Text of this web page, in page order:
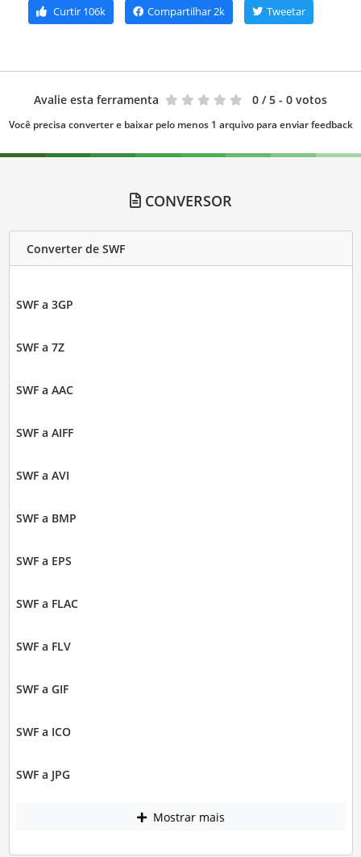
Curtir 106k Compartilhar2k Tweetar
Avalie esta ferramenta 0 / 5 - 0 votos
Você precisa converter e baixar pelo menos 1 arquivo para enviar feedback
CONVERSOR
Converter de SWF
SWF a 3GP
SWF a 7Z
SWF a AAC
SWF a AIFF
SWF a AVI
SWF a BMP
SWF a EPS
SWF a FLAC
SWF a FLV
SWF a GIF
SWF a ICO
SWF a JPG
Mostrar mais